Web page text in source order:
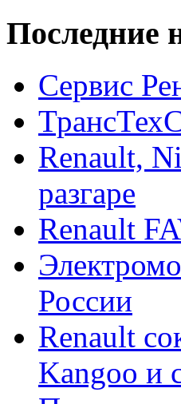
Последние
Сервис
Renault,
разгаре
Renault
России
Renault
Kangoo и